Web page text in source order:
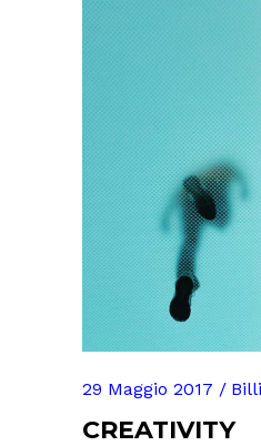
29 Maggio 2017
CREATIVITY